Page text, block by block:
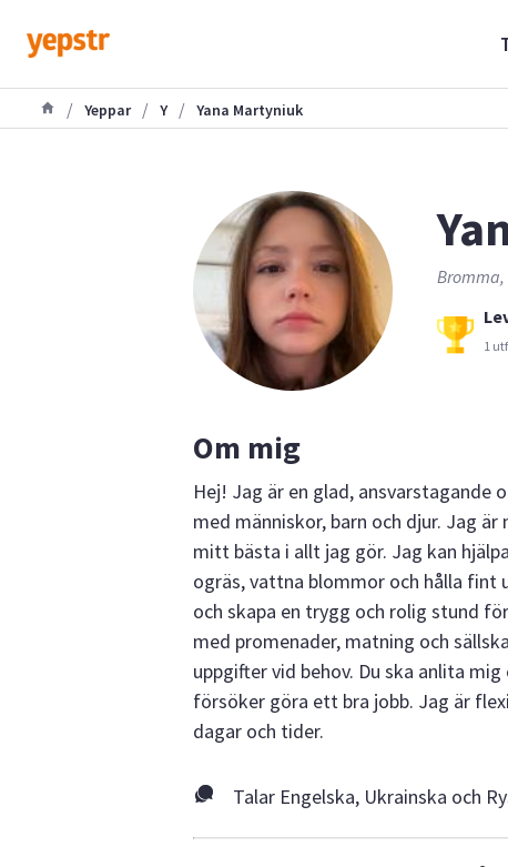
/ Yeppar / Y / Yana Martyniuk
Bromma,
1
Om mig
Hej! Jag är en glad, ansvarstagande
med människor, barn och djur. Jag
mitt bästa i allt jag gör. Jag kan
ogräs, vattna blommor och hålla fint
och skapa en trygg och rolig stund
med promenader, matning och
uppgifter vid behov. Du ska anlita
försöker göra ett bra jobb. Jag är
dagar och tider.
Talar Engelska, Ukrainska och